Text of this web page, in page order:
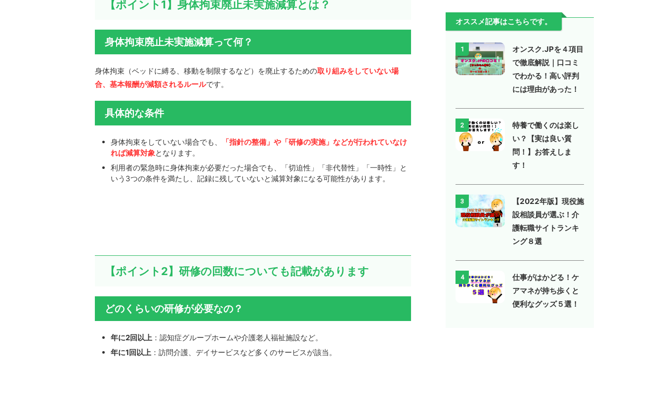
【ポイント1】身体拘束廃止未実施減算とは？
身体拘束廃止未実施減算って何？
身体拘束（ベッドに縛る、移動を制限するなど）を廃止するための取り組みをしていない場
合、基本報酬が減額されるルールです。
具体的な条件
身体拘束をしていない場合でも、
「指針の整備」や「研修の実施」などが行われていなけ
れば減算対象となります。
利用者の緊急時に身体拘束が必要だった場合でも、「切迫性」「非代替性」「一時性」と
いう3つの条件を満たし、記録に残していないと減算対象になる可能性があります。
【ポイント2】研修の回数についても記載があります
どのくらいの研修が必要なの？
年に2回以上 ：認知症グループホームや介護老人福祉施設など。
年に1回以上 ：訪問介護、デイサービスなど多くのサービスが該当。
オススメ記事はこちらです。
1
オンスク.JPを４項目
で徹底解説｜口コミ
でわかる！高い評判
には理由があった！
2
特養で働くのは楽し
い？【実は良い質
問！】お答えしま
す！
3
【2022年版】現役施
設相談員が選ぶ！介
護転職サイトランキ
ング８選
4
仕事がはかどる！ケ
アマネが持ち歩くと
便利なグッズ５選！